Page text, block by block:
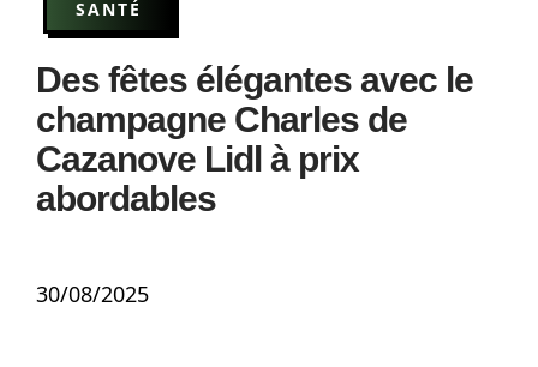
SANTÉ
Des fêtes élégantes avec le
champagne Charles de
Cazanove Lidl à prix
abordables
30/08/2025